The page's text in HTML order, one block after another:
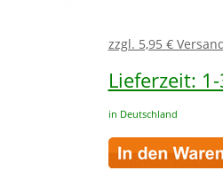
zzgl. 5,95 €
Lieferzeit:
in Deutschland